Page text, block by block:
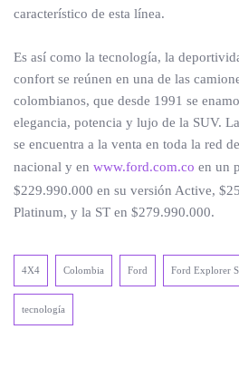
característico de esta línea.
Es así como la tecnología, la
confort se reúnen en una de las
colombianos, que desde 1991 se
elegancia, potencia y lujo de la SUV.
se encuentra a la venta en toda la red
nacional y en www.ford.com.co en un
$229.990.000 en su versión Active,
Platinum, y la ST en $279.990.000.
4X4 Colombia Ford Ford Explorer
tecnología